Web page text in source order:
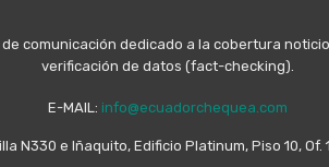
de comunicación dedicado a la cobertura
verificación de datos (fact-checking).
E-MAIL: info@ecuadorchequea.com
N330 e Iñaquito, Edificio Platinum, Piso 10, Of.